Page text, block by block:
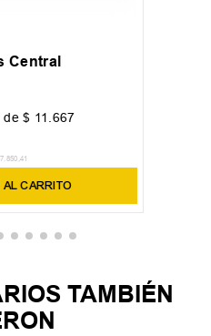
Central
de$ 11 667
850 41
CARRITO
TAMBIÉN